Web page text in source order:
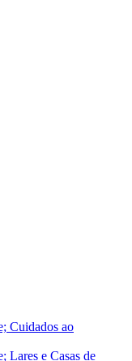
Cuidados ao
Lares e Casas de